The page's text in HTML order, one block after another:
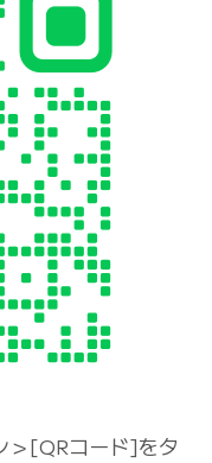
＞[QRコード]をタ